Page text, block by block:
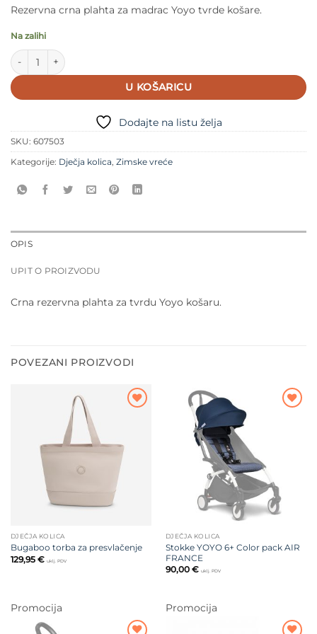
bila
je:
Rezervna crna plahta za madrac Yoyo tvrde košare.
Na zalihi
Babyzen YOYO rezervna plahta za madrac tvrde košare količina
U KOŠARICU
Dodajte na listu želja
SKU: 607503
Kategorije: Dječja kolica Zimske vreće
OPIS
UPIT O PROIZVODU
Crna rezervna plahta za tvrdu Yoyo košaru.
POVEZANI PROIZVODI
DJEČJA KOLICA
Bugaboo torba za presvlačenje
129,95 € uklj. PDV
DJEČJA KOLICA
Stokke YOYO 6+ Color pack AIR
FRANCE
90,00 € uklj. PDV
Promocija Promocija